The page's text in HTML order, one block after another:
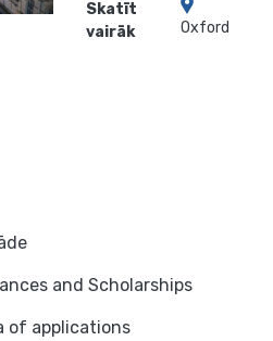
Skatīt
vairāk
Oxford
and Scholarships
of applications